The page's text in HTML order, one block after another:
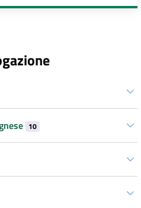
10